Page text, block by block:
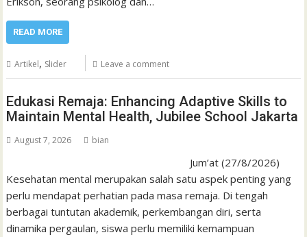
READ MORE
Artikel, Slider Leave a comment
Edukasi Remaja: Enhancing Adaptive Skills to
Maintain Mental Health, Jubilee School Jakarta
August 7, 2026 bian
Jum’at (27/8/2026)
Kesehatan mental merupakan salah satu aspek penting yang
perlu mendapat perhatian pada masa remaja. Di tengah
berbagai tuntutan akademik, perkembangan diri, serta
dinamika pergaulan, siswa perlu memiliki kemampuan